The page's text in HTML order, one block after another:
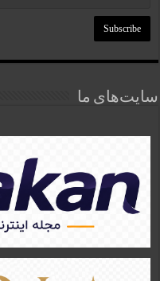
سایت‌های ما